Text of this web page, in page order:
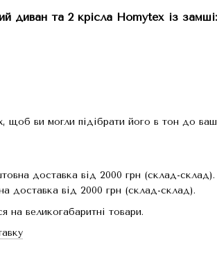
диван та 2 крісла Homytex із замші:
щоб ви могли підібрати його в тон до
доставка від 2000 грн (склад-склад).
доставка від 2000 грн (склад-склад).
на великогабаритні товари.